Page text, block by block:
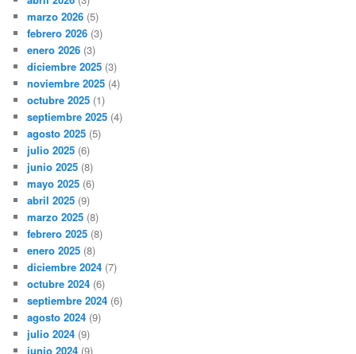
marzo 2026 (5)
febrero 2026 (3)
enero 2026 (3)
diciembre 2025 (3)
noviembre 2025 (4)
octubre 2025 (1)
septiembre 2025 (4)
agosto 2025 (5)
julio 2025 (6)
junio 2025 (8)
mayo 2025 (6)
abril 2025 (9)
marzo 2025 (8)
febrero 2025 (8)
enero 2025 (8)
diciembre 2024 (7)
octubre 2024 (6)
septiembre 2024 (6)
agosto 2024 (9)
julio 2024 (9)
junio 2024 (9)